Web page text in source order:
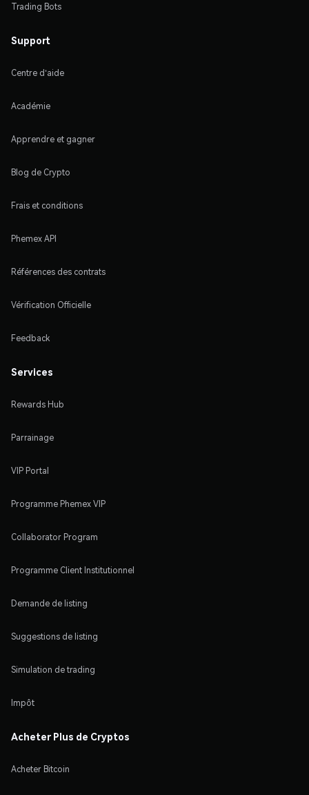
Trading Bots
Support
Centre d'aide
Académie
Apprendre et gagner
Blog de Crypto
Frais et conditions
Phemex API
Références des contrats
Vérification Officielle
Feedback
Services
Rewards Hub
Parrainage
VIP Portal
Programme Phemex VIP
Collaborator Program
Programme Client Institutionnel
Demande de listing
Suggestions de listing
Simulation de trading
Impôt
Acheter Plus de Cryptos
Acheter Bitcoin